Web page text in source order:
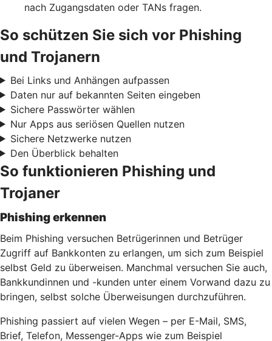
nach Zugangsdaten oder TANs fragen.
So schützen Sie sich vor Phishing
und Trojanern
Bei Links und Anhängen aufpassen
Daten nur auf bekannten Seiten eingeben
Sichere Passwörter wählen
Nur Apps aus seriösen Quellen nutzen
Sichere Netzwerke nutzen
Den Überblick behalten
So funktionieren Phishing und
Trojaner
Phishing erkennen
Beim Phishing versuchen Betrügerinnen und Betrüger
Zugriff auf Bankkonten zu erlangen, um sich zum Beispiel
selbst Geld zu überweisen. Manchmal versuchen Sie auch,
Bankkundinnen und -kunden unter einem Vorwand dazu zu
bringen, selbst solche Überweisungen durchzuführen.
Phishing passiert auf vielen Wegen – per E-Mail, SMS,
Brief, Telefon, Messenger-Apps wie zum Beispiel